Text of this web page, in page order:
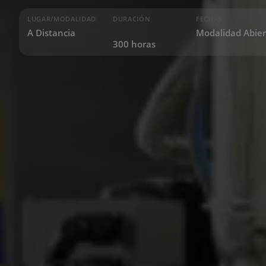
LUGAR/MODALIDAD
A Distancia
DURACIÓN
300 horas
FECHAS
Modalidad